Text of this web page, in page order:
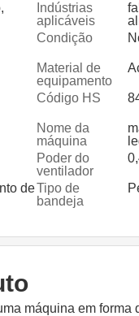
Indústrias
aplicáveis
Condição
Material de
equipamento
Código HS
Nome da
máquina
Poder do
ventilador
deTipo de
bandeja
máquina em